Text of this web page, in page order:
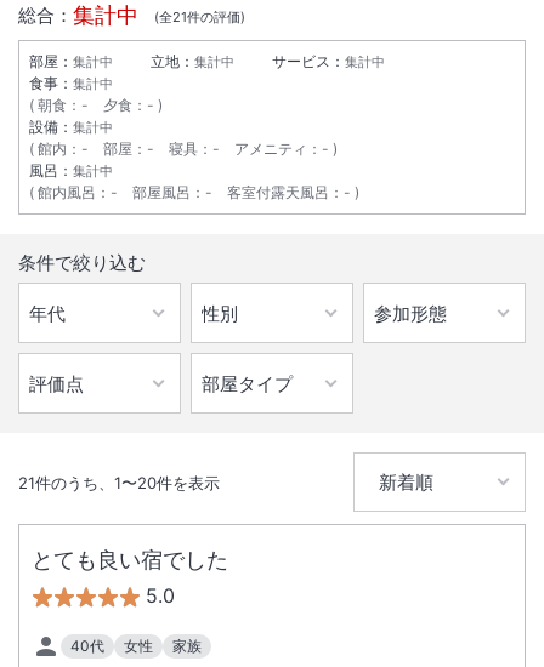
総合： 集計中 (全21件の評価)
部屋： 集計中 立地： 集計中 サービス： 集計中
食事： 集計中
朝食 ： - 夕食 ： -
設備： 集計中
館内 ： - 部屋 ： - 寝具 ： - アメニティ ： -
風呂： 集計中
館内風呂 ： - 部屋風呂 ： - 客室付露天風呂 ： -
条件で絞り込む
21件のうち、 1〜20件を表示
とても良い宿でした
5.0
40代 女性
家族